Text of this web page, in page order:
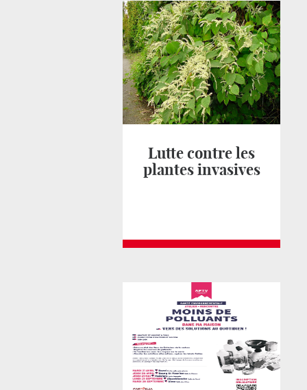
Lutte contre les
plantes invasives